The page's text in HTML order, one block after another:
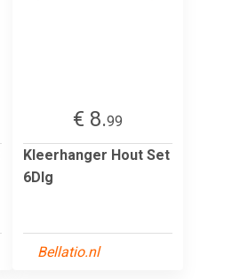
€ 8.99
Kleerhanger Hout Set
6Dlg
Bellatio.nl